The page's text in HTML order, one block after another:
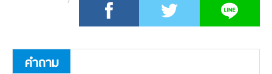
คำถาม